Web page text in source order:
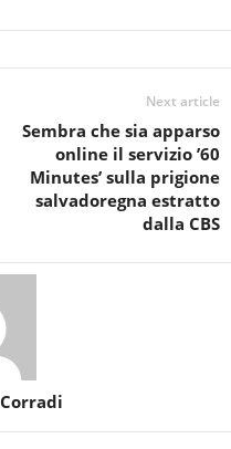
Next article
Sembra che sia apparso
online il servizio ’60
Minutes’ sulla prigione
salvadoregna estratto
dalla CBS